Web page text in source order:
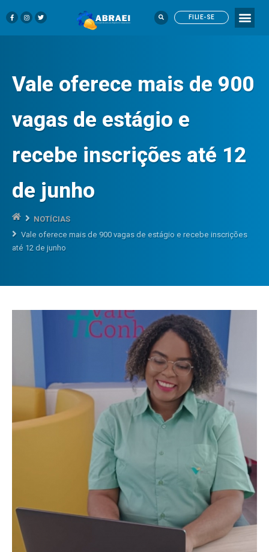
FILIE-SE
Vale oferece mais de 900
vagas de estágio e
recebe inscrições até 12
de junho
NOTÍCIAS
Vale oferece mais de 900 vagas de estágio e recebe inscrições
até 12 de junho